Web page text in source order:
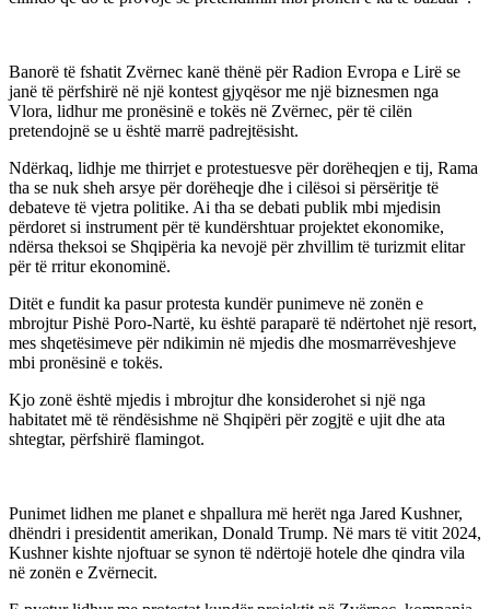
Banorë të fshatit Zvërnec kanë thënë për Radion Evropa e Lirë se
janë të përfshirë në një kontest gjyqësor me një biznesmen nga
Vlora, lidhur me pronësinë e tokës në Zvërnec, për të cilën
pretendojnë se u është marrë padrejtësisht.
Ndërkaq, lidhje me thirrjet e protestuesve për dorëheqjen e tij, Rama
tha se nuk sheh arsye për dorëheqje dhe i cilësoi si përsëritje të
debateve të vjetra politike. Ai tha se debati publik mbi mjedisin
përdoret si instrument për të kundërshtuar projektet ekonomike,
ndërsa theksoi se Shqipëria ka nevojë për zhvillim të turizmit elitar
për të rritur ekonominë.
Ditët e fundit ka pasur protesta kundër punimeve në zonën e
mbrojtur Pishë Poro-Nartë, ku është paraparë të ndërtohet një resort,
mes shqetësimeve për ndikimin në mjedis dhe mosmarrëveshjeve
mbi pronësinë e tokës.
Kjo zonë është mjedis i mbrojtur dhe konsiderohet si një nga
habitatet më të rëndësishme në Shqipëri për zogjtë e ujit dhe ata
shtegtar, përfshirë flamingot.
Punimet lidhen me planet e shpallura më herët nga Jared Kushner,
dhëndri i presidentit amerikan, Donald Trump. Në mars të vitit 2024,
Kushner kishte njoftuar se synon të ndërtojë hotele dhe qindra vila
në zonën e Zvërnecit.